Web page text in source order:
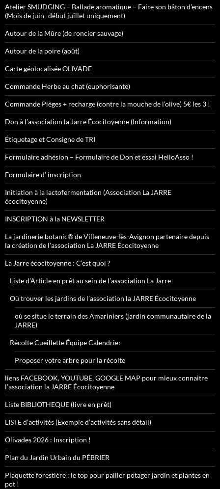
Atelier SMUDGING – Ballade aromatique – Faire son bâton d’encens
(Mois de juin -début juillet uniquement)
Autour de la Mûre (de roncier sauvage)
Autour de la poire (août)
Carte géolocalisée OLIVADE
Commande Herbe au chat (euphorisante)
Commande Pièges + recharge (contre la mouche de l’olive) 5€ les 3 !
Don à l’association la Jarre Écocitoyenne (Information)
Étiquetage et Consigne de TRI
Formulaire adhésion – Formulaire de Don et essai HelloAsso !
Formulaire d’ inscription
Initiation à la lactofermentation (Association La JARRE
écocitoyenne)
INSCRIPTION à la NEWSLETTER
La jardinerie botanic® de Villeneuve-lès-Avignon partenaire depuis
la création de l’association La JARRE Écocitoyenne
La Jarre écocitoyenne : C’est quoi ?
Liste d’Article en prêt au sein de l’association La Jarre
Où trouver les jardins de l’association la JARRE Écocitoyenne
où se situe le terrain des Amariniers (jardin communautaire de la
JARRE)
Récolte Cueillette Équipe Calendrier
Proposer votre arbre pour la récolte
liens FACEBOOK, YOUTUBE, GOOGLE MAP pour mieux connaitre
l’association la JARRE Écocitoyenne
Liste BIBLIOTHEQUE (livre en prêt)
LISTE d’activités (Exemple d’activités sans détail)
Olivades 2026 : Inscription !
Plan du Jardin Urbain du PÉBRIER
Plaquette forestière : le top pour pailler potager jardin et plantes en
pot !